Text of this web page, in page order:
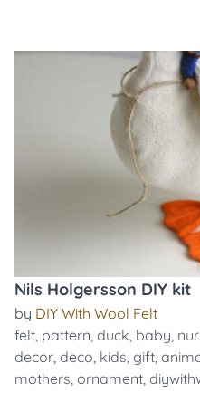
Nils Holgersson DIY kit
by DIY With Wool Felt
felt, pattern, duck, baby,
decor, deco, kids, gift,
mothers, ornament,